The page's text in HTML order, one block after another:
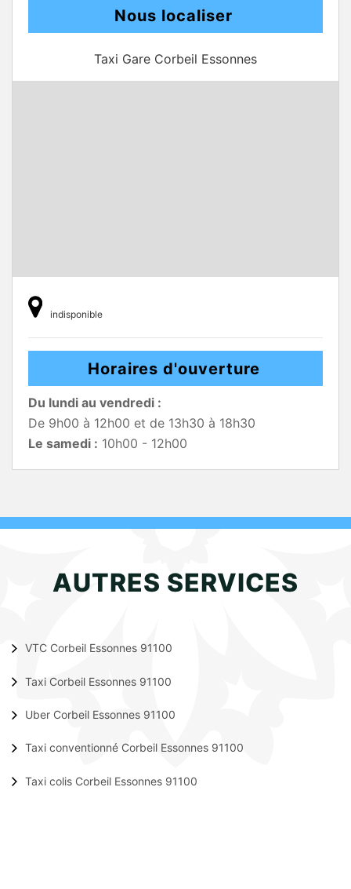
Nous localiser
Taxi Gare Corbeil Essonnes
indisponible
Horaires d'ouverture
Du lundi au vendredi :
De 9h00 à 12h00 et de 13h30 à 18h30
Le samedi : 10h00 - 12h00
AUTRES SERVICES
VTC Corbeil Essonnes 91100
Taxi Corbeil Essonnes 91100
Uber Corbeil Essonnes 91100
Taxi conventionné Corbeil Essonnes 91100
Taxi colis Corbeil Essonnes 91100